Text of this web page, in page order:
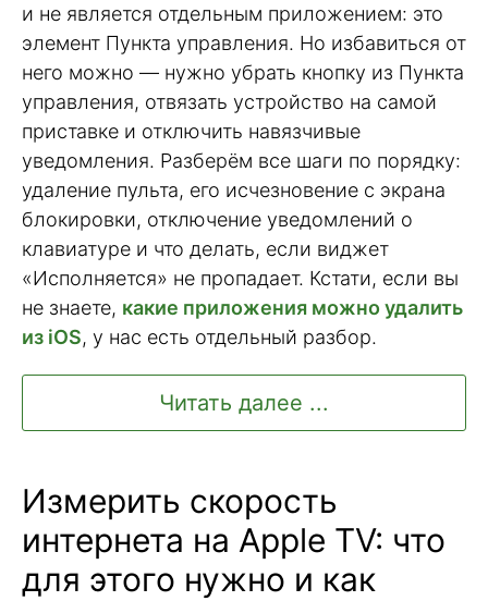
и не является отдельным приложением: это
элемент Пункта управления. Но избавиться от
него можно — нужно убрать кнопку из Пункта
управления, отвязать устройство на самой
приставке и отключить навязчивые
уведомления. Разберём все шаги по порядку:
удаление пульта, его исчезновение с экрана
блокировки, отключение уведомлений о
клавиатуре и что делать, если виджет
«Исполняется» не пропадает. Кстати, если вы
не знаете, какие приложения можно удалить
из iOS, у нас есть отдельный разбор.
Читать далее ...
Измерить скорость
интернета на Apple TV: что
для этого нужно и как